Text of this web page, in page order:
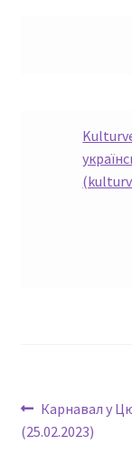
Карнавал у
(25.02.2023)